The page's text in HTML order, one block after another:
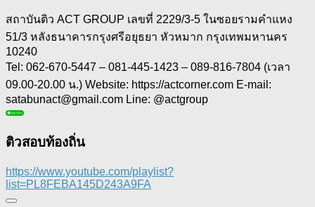
สถาบันติว ACT GROUP เลขที่ 2229/3-5 ในซอยรามคำแหง
51/3 หลังธนาคารกรุงศรีอยุธยา หัวหมาก กรุงเทพมหานคร
10240
Tel: 062-670-5447 – 081-445-1423 – 089-816-7804 (เวลา
09.00-20.00 น.) Website: https://actcorner.com E-mail:
satabunact@gmail.com Line: @actgroup
ติวสอบท้องถิ่น
https://www.youtube.com/playlist?
list=PL8FEBA145D243A9FA